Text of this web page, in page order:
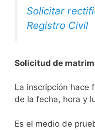
Solicitar
Registro Civil
Solicitud de
La inscripción hace
de la fecha, hora y
Es el medio de